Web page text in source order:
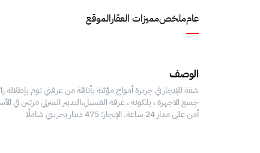
عامملخصمميزات العقارالموقع
الوصف
شقة للإيجار في جزيرة أمواج مؤثثة بأناقة من غرفتي نوم
جميع الاجهزة ، بلكونة ، غرفة الغسيل،التدبير المنزلي مرتين
أمن على مدار 24 ساعة. الإيجار: 475 دينار بحريني شاملًا